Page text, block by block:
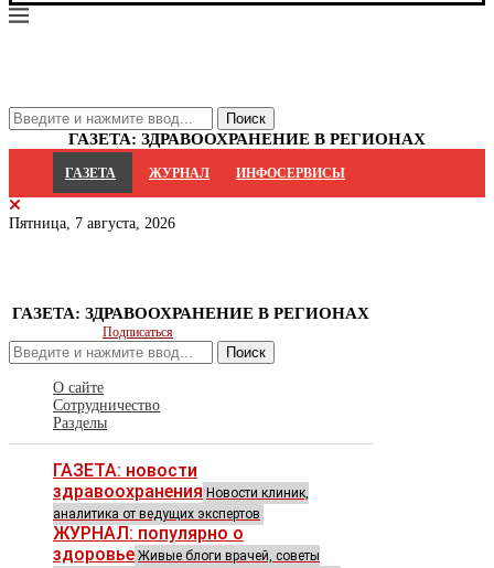
ГАЗЕТА: ЗДРАВООХРАНЕНИЕ В РЕГИОНАХ
ГАЗЕТА ЖУРНАЛ ИНФОСЕРВИСЫ
Пятница, 7 августа, 2026
ГАЗЕТА: ЗДРАВООХРАНЕНИЕ В РЕГИОНАХ
Подписаться
Поиск
О сайте
Сотрудничество
Разделы
ГАЗЕТА: новости
здравоохранения Новости клиник,
аналитика от ведущих экспертов
ЖУРНАЛ: популярно о
здоровье Живые блоги врачей, советы